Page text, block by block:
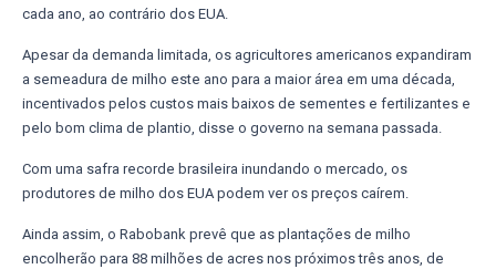
cada ano, ao contrário dos EUA.
Apesar da demanda limitada, os agricultores americanos expandiram
a semeadura de milho este ano para a maior área em uma década,
incentivados pelos custos mais baixos de sementes e fertilizantes e
pelo bom clima de plantio, disse o governo na semana passada.
Com uma safra recorde brasileira inundando o mercado, os
produtores de milho dos EUA podem ver os preços caírem.
Ainda assim, o Rabobank prevê que as plantações de milho
encolherão para 88 milhões de acres nos próximos três anos, de